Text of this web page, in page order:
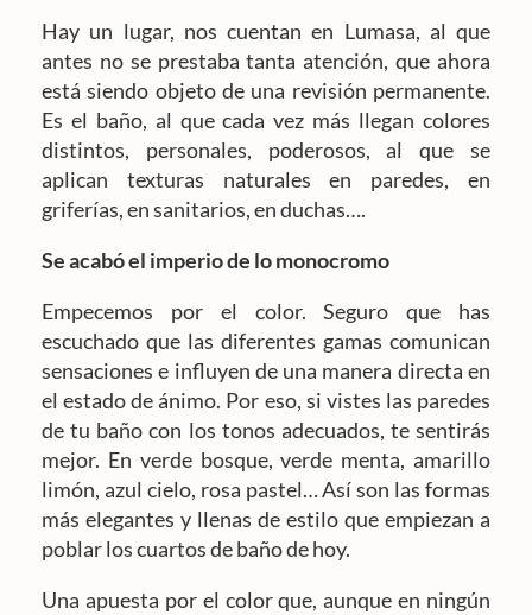
Hay un lugar, nos cuentan en Lumasa, al que
antes no se prestaba tanta atención, que ahora
está siendo objeto de una revisión permanente.
Es el baño, al que cada vez más llegan colores
distintos, personales, poderosos, al que se
aplican texturas naturales en paredes, en
griferías, en sanitarios, en duchas….
Se acabó el imperio de lo monocromo
Empecemos por el color. Seguro que has
escuchado que las diferentes gamas comunican
sensaciones e influyen de una manera directa en
el estado de ánimo. Por eso, si vistes las paredes
de tu baño con los tonos adecuados, te sentirás
mejor. En verde bosque, verde menta, amarillo
limón, azul cielo, rosa pastel… Así son las formas
más elegantes y llenas de estilo que empiezan a
poblar los cuartos de baño de hoy.
Una apuesta por el color que, aunque en ningún